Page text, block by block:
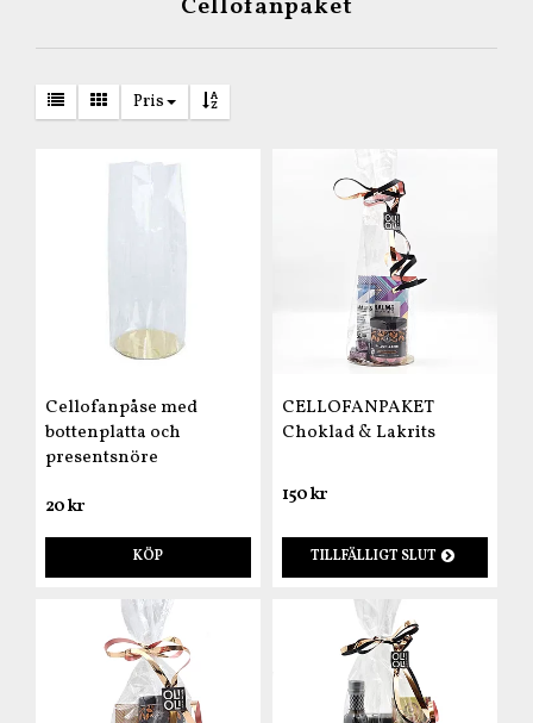
Cellofanpaket
Pris
Cellofanpåse med
bottenplatta och
presentsnöre
20 kr
KÖP
CELLOFANPAKET
Choklad & Lakrits
150 kr
TILLFÄLLIGT SLUT